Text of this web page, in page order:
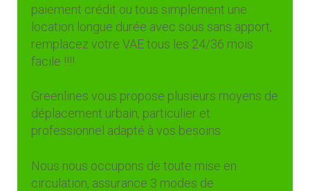
paiement crédit ou tous simplement une
location longue durée avec sous sans apport,
remplacez votre VAE tous les 24/36 mois
facile !!!!
Greenlines vous propose plusieurs moyens de
déplacement urbain, particulier et
professionnel adapté à vos besoins
Nous nous occupons de toute mise en
circulation, assurance 3 modes de